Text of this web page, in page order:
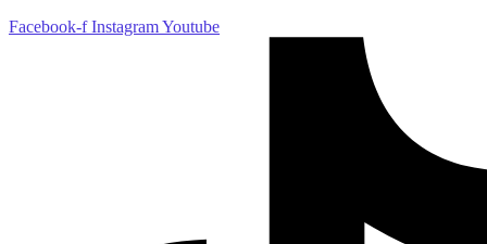
Facebook-f InstagramYoutube